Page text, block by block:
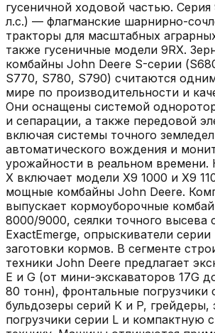
гусеничной ходовой частью.
л.с.) — флагманские шарнирно-
тракторы для масштабных
также гусеничные модели 9RX.
комбайны John Deere S-серии
S770, S780, S790) считаются
мире по производительности и
Они оснащены системой
и сепарации, а также передовой
включая системы точного
автоматического вождения и
урожайности в реальном времени.
X включает модели X9 1000 и X9
мощные комбайны John Deere.
выпускает кормоуборочные
8000/9000, сеялки точного высева
ExactEmerge, опрыскиватели серии
заготовки кормов. В сегменте
техники John Deere предлагает
E и G (от мини-экскаваторов 17G
80 тонн), фронтальные погрузчики
бульдозеры серий K и P, грейдеры,
погрузчики серии L и компактную